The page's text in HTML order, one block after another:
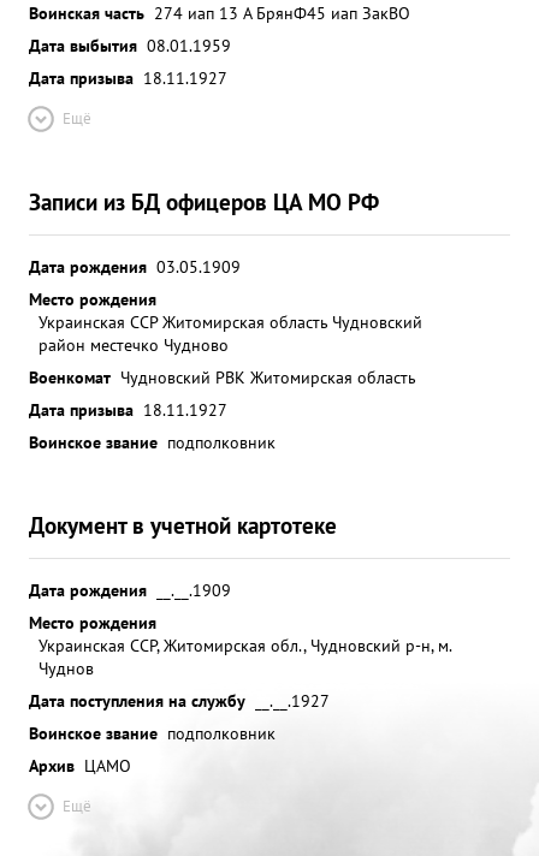
Воинская часть 274 иап 13 А БрянФ45 иап ЗакВО
Дата выбытия 08.01.1959
Дата призыва 18.11.1927
Ещё
Записи из БД офицеров ЦА МО РФ
Дата рождения 03.05.1909
Место рождения
Украинская ССР Житомирская область Чудновский
район местечко Чудново
Военкомат Чудновский РВК Житомирская область
Дата призыва 18.11.1927
Воинское звание подполковник
Документ в учетной картотеке
Дата рождения
__.__.1909
Место рождения
Украинская ССР, Житомирская обл., Чудновский р-н, м.
Чуднов
Дата поступления на службу
__.__.1927
Воинское звание подполковник
Архив ЦАМО
Ещё